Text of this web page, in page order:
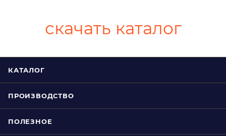
скачать каталог
КАТАЛОГ
ПРОИЗВОДСТВО
ПОЛЕЗНОЕ